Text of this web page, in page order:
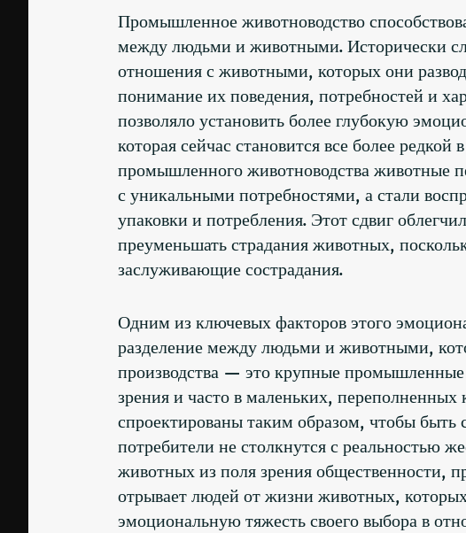
Промышленное животноводство
между людьми и животными. Исторически
отношения с животными, которых они
понимание их поведения, потребностей и
позволяло установить более глубокую
которая сейчас становится все более
промышленного животноводства животные
с уникальными потребностями, а стали
упаковки и потребления. Этот сдвиг
преуменьшать страдания животных,
заслуживающие сострадания.
Одним из ключевых факторов этого
разделение между людьми и животными,
производства — это крупные промышленные
зрения и часто в маленьких,
спроектированы таким образом, чтобы быть
потребители не столкнутся с реальностью
животных из поля зрения общественности,
отрывает людей от жизни животных,
эмоциональную тяжесть своего выбора в